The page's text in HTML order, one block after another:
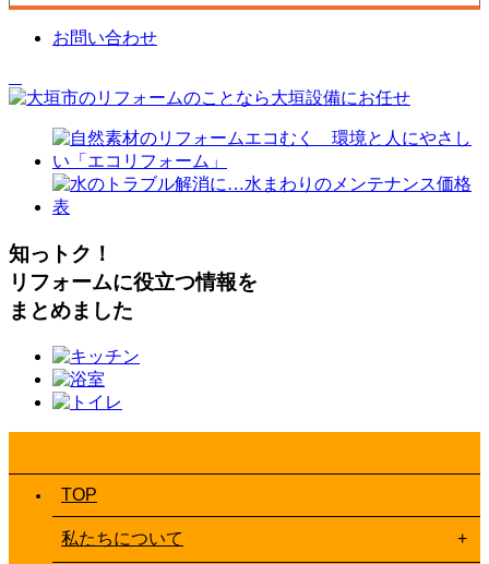
お問い合わせ
知っトク！
リフォームに役立つ情報を
まとめました
TOP
私たちについて